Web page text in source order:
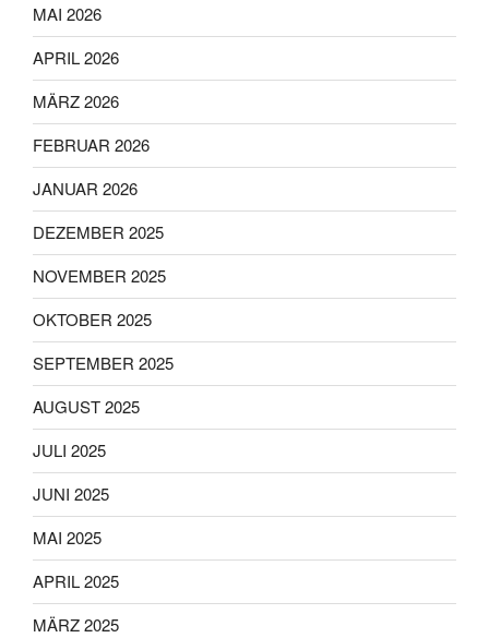
MAI 2026
APRIL 2026
MÄRZ 2026
FEBRUAR 2026
JANUAR 2026
DEZEMBER 2025
NOVEMBER 2025
OKTOBER 2025
SEPTEMBER 2025
AUGUST 2025
JULI 2025
JUNI 2025
MAI 2025
APRIL 2025
MÄRZ 2025